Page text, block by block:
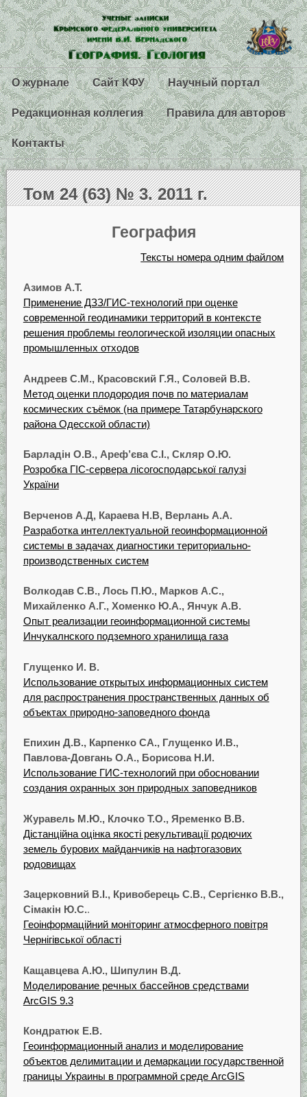
О журнале Сайт КФУ Научный портал
Редакционная коллегия Правила для авторов
Контакты
Том 24 (63) № 3. 2011 г.
География
Тексты номера одним файлом
Азимов А.Т.
Применение ДЗЗ/ГИС-технологий при оценке
современной геодинамики территорий в контексте
решения проблемы геологической изоляции опасных
промышленных отходов
Андреев С.М., Красовский Г.Я., Соловей В.В.
Метод оценки плодородия почв по материалам
космических съёмок (на примере Татарбунарского
района Одесской области)
Барладін О.В., Ареф’єва С.І., Скляр О.Ю.
Розробка ГІС-сервера лісогосподарської галузі
України
Верченов А.Д, Караева Н.В, Верлань A.A.
Разработка интеллектуальной геоинформационной
системы в задачах диагностики териториально-
производственных систем
Волкодав С.В., Лось П.Ю., Марков А.С.,
Михайленко А.Г., Хоменко Ю.А., Янчук А.В.
Опыт реализации геоинформационной системы
Инчукалнского подземного хранилища газа
Глущенко И. В.
Использование открытых информационных систем
для распространения пространственных данных об
объектах природно-заповедного фонда
Епихин Д.В., Карпенко CA., Глущенко И.В.,
Павлова-Довгань O.A., Борисова Н.И.
Использование ГИС-технологий при обосновании
создания охранных зон природных заповедников
Журавель М.Ю., Клочко Т.О., Яременко В.В.
Дістанційна оцінка якості рекультивації родючих
земель бурових майданчиків на нафтогазових
родовищах
Зацерковний В.І., Кривоберець С.В., Сергієнко В.В.,
Сімакін Ю.С..
Геоінформаційний моніторинг атмосферного повітря
Чернігівської області
Кащавцева А.Ю., Шипулин В.Д.
Моделирование речных бассейнов средствами
ArcGIS 9.3
Кондратюк Е.В.
Геоинформационный анализ и моделирование
объектов делимитации и демаркации государственной
границы Украины в программной среде ArcGIS